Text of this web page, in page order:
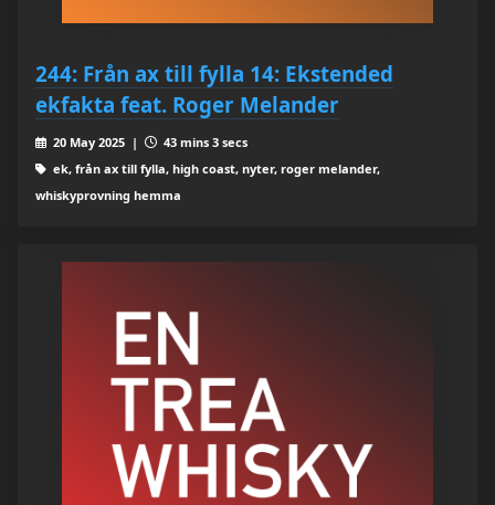
244: Från ax till fylla 14: Ekstended
ekfakta feat. Roger Melander
20 May 2025 |
43 mins 3 secs
ek, från ax till fylla, high coast, nyter, roger melander,
whiskyprovning hemma